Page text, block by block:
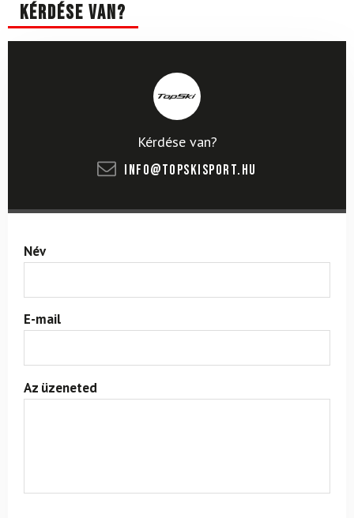
Kérdése van?
Kérdése van?
info@topskisport.hu
Név
E-mail
Az üzeneted